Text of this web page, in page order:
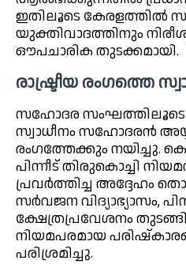
ഇതിലൂടെ കേരളത്തിൽ
യുക്തിവാദത്തിനും
ഔപചാരിക തുടക്കമായി.
രാഷ്ട്രീയ രംഗത്തെ
സഹോദര സംഘത്തിലൂടെ
സ്വാധീനം സഹോദരൻ
രംഗത്തേക്കും നയിച്ചു.
പിന്നീട് തിരുകൊച്ചി
പ്രവർത്തിച്ച അദ്ദേഹം
സർവജന വിദ്യാഭ്യാസം,
ക്ഷേത്രപ്രവേശനം
നിയമപരമായ
പരിശ്രമിച്ചു.